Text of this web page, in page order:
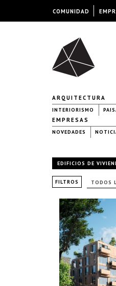
ARQUITECTURA
INTERIORISMO
EMPRESAS
NOVEDADES
EDIFICIOS DE
FILTROS TODOS
COMUNIDAD